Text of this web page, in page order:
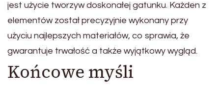
jest użycie tworzyw doskonałej gatunku. Każden z
elementów został precyzyjnie wykonany przy
użyciu najlepszych materiałów, co sprawia, że
gwarantuje trwałość a także wyjątkowy wygląd.
Końcowe myśli